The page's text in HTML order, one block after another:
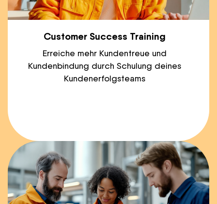
Customer Success Training
Erreiche mehr Kundentreue und
Kundenbindung durch Schulung deines
Kundenerfolgsteams